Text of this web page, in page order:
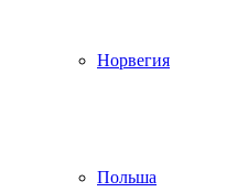
Норвегия
Польша